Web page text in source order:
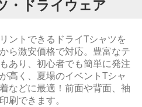
・ドライウェア
ントできるドライTシャツを
ら激安価格で対応。豊富なテ
あり、初心者でも簡単に発注
高く、夏場のイベントTシャ
などに最適！前面や背面、袖
刷できます。